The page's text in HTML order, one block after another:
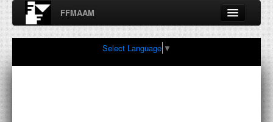
FFMAAM
Fondo Francesco Moschini
A.A.M. Architettura Arte Moderna
Percorsi, nodi, sconfinamenti e contaminazioni tra Arte,
Select Language ▼